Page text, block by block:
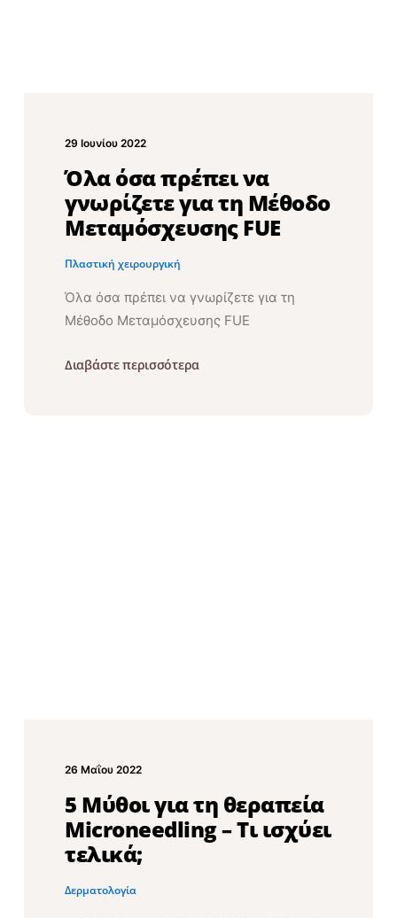
29 Ιουνίου 2022
Όλα όσα πρέπει να
γνωρίζετε για τη Μέθοδο
Μεταμόσχευσης FUE
Πλαστική χειρουργική
Όλα όσα πρέπει να γνωρίζετε για τη
Μέθοδο Μεταμόσχευσης FUE
Διαβάστε περισσότερα
26 Μαΐου 2022
5 Μύθοι για τη θεραπεία
Microneedling – Τι ισχύει
τελικά;
Δερματολογία